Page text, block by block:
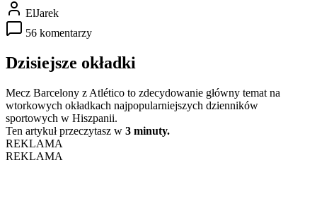
ElJarek
56 komentarzy
Dzisiejsze okładki
Mecz Barcelony z Atlético to zdecydowanie główny temat na
wtorkowych okładkach najpopularniejszych dzienników
sportowych w Hiszpanii.
Ten artykuł przeczytasz w 3 minuty.
REKLAMA
REKLAMA